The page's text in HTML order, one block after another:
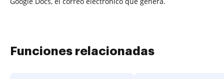
Funciones relacionadas